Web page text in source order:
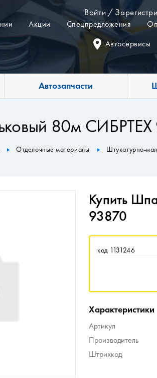
Войти /
Акции Спецпредложения
Автосервисы
Автозапчасти
80м
Отделочные материалы Штукатурно-
Купить
93870
код 1131246
Характеристики
Артикул
Производитель
Штрихкод